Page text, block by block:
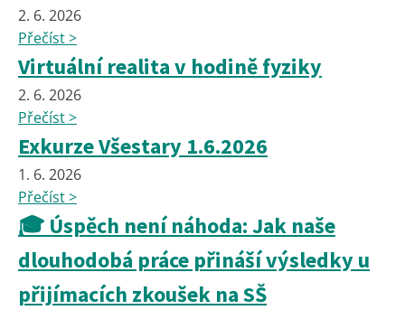
2. 6. 2026
Přečíst >
Virtuální realita v hodině fyziky
2. 6. 2026
Přečíst >
Exkurze Všestary 1.6.2026
1. 6. 2026
Přečíst >
🎓 Úspěch není náhoda: Jak naše
dlouhodobá práce přináší výsledky u
přijímacích zkoušek na SŠ